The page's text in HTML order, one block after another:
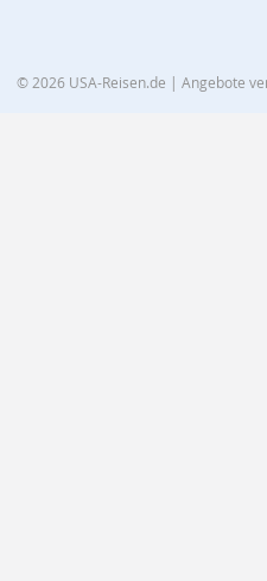
© 2026 USA-Reisen.de | Angebote